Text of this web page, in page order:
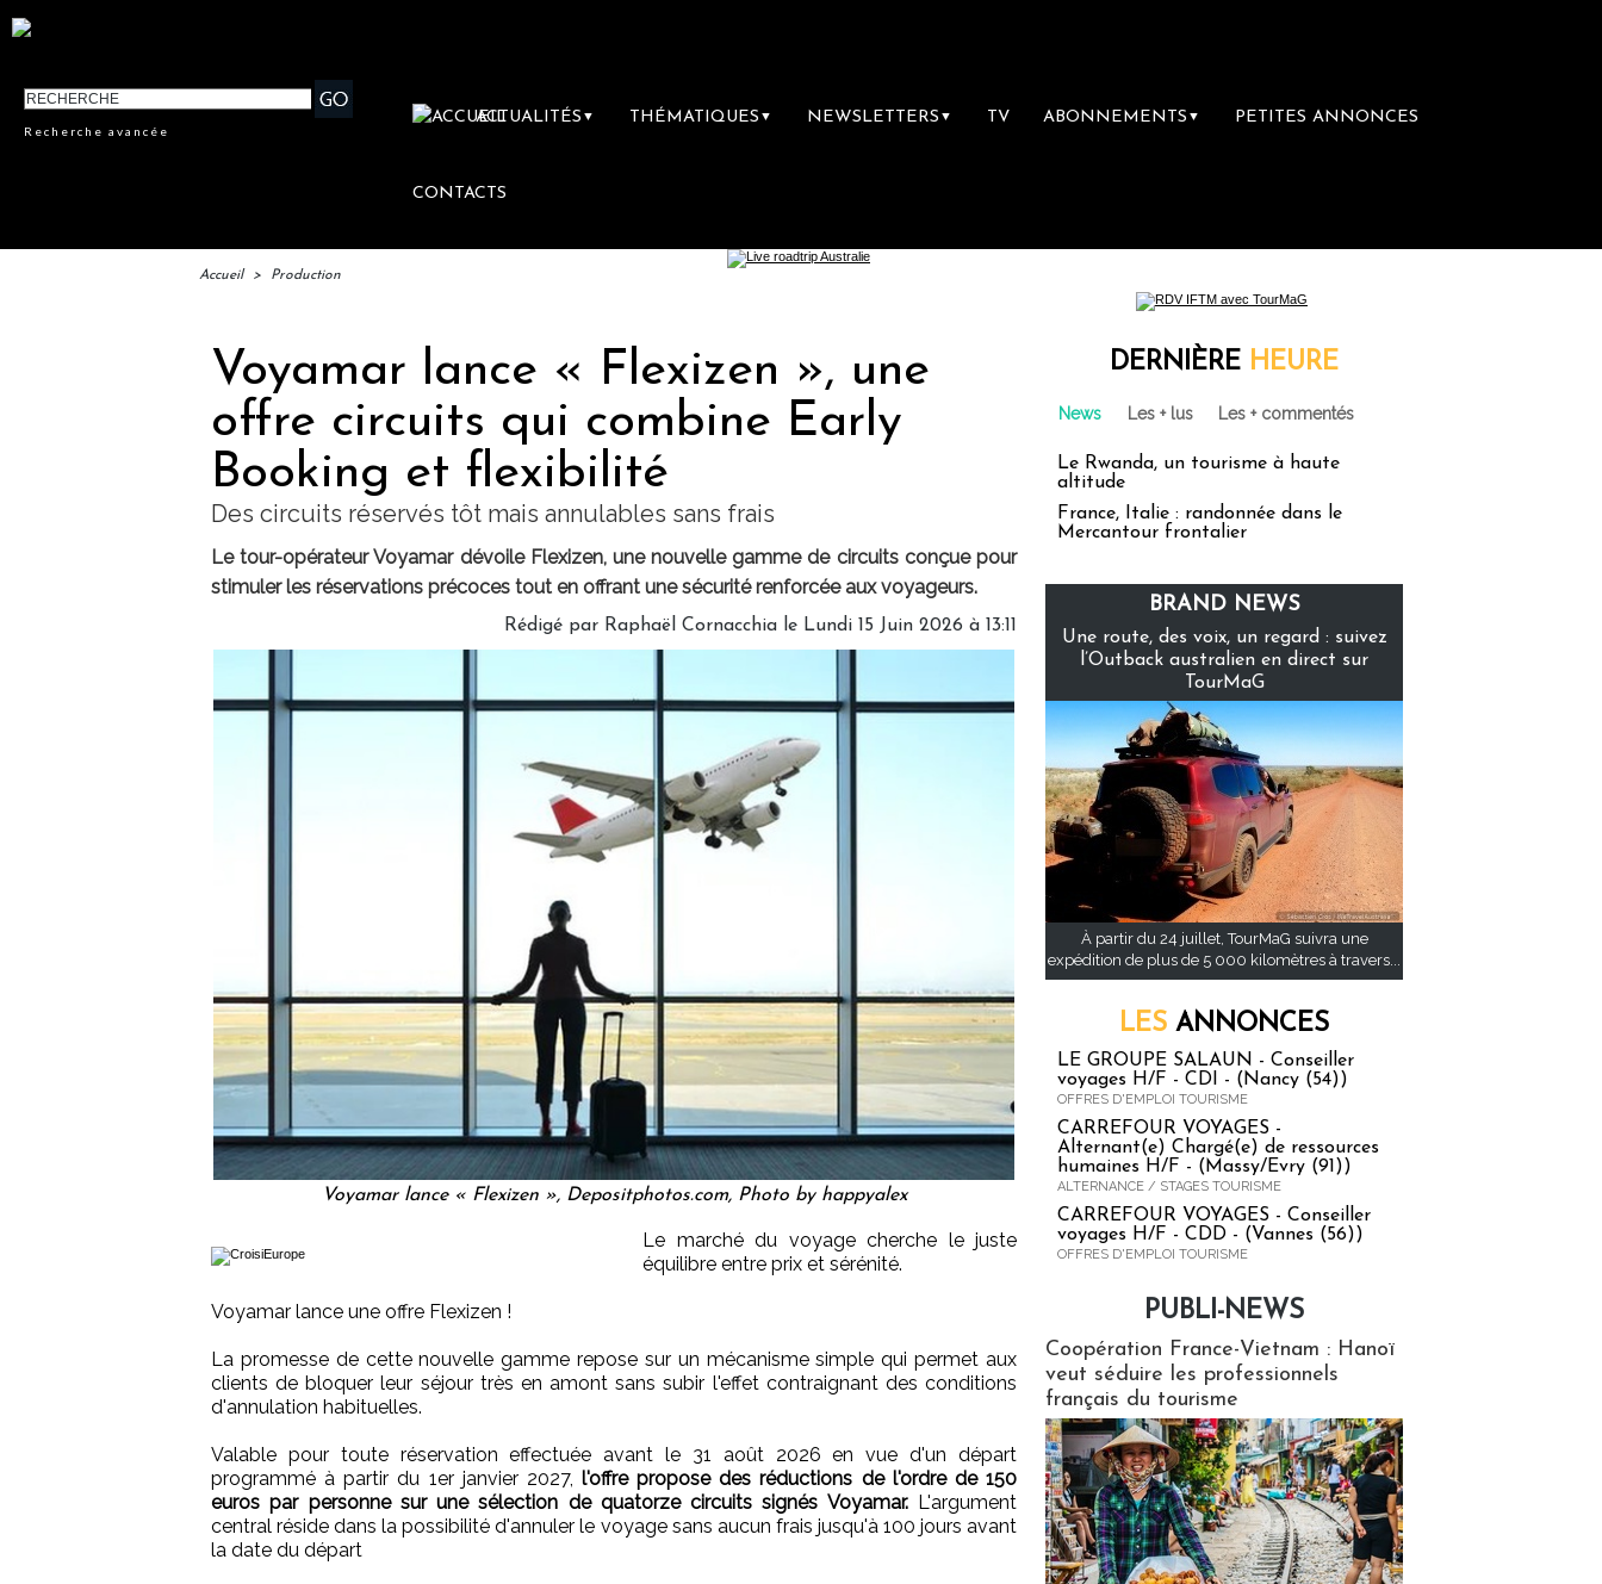
Recherche avancée
ACTUALITÉS ▼ THÉMATIQUES ▼ NEWSLETTERS ▼ TV ABONNEMENTS ▼ PETITES ANNONCES
CONTACTS
Accueil > Production
Voyamar lance « Flexizen », une
offre circuits qui combine Early
Booking et flexibilité
Des circuits réservés tôt mais annulables sans frais
Le tour-opérateur Voyamar dévoile Flexizen, une nouvelle gamme de circuits conçue pour
stimuler les réservations précoces tout en offrant une sécurité renforcée aux voyageurs.
Rédigé par Raphaël Cornacchia le Lundi 15 Juin 2026 à 13:11
Voyamar lance « Flexizen », Depositphotos.com, Photo by happyalex
Le marché du voyage cherche le juste
équilibre entre prix et sérénité.
Voyamar lance une offre Flexizen !
La promesse de cette nouvelle gamme repose sur un mécanisme simple qui permet aux
clients de bloquer leur séjour très en amont sans subir l'effet contraignant des conditions
d'annulation habituelles.
Valable pour toute réservation effectuée avant le 31 août 2026 en vue d'un départ
programmé à partir du 1er janvier 2027, l'offre propose des réductions de l'ordre de 150
euros par personne sur une sélection de quatorze circuits signés Voyamar. L'argument
central réside dans la possibilité d'annuler le voyage sans aucun frais jusqu'à 100 jours avant
la date du départ
DERNIÈRE HEURE
News Les + lus Les + commentés
Le Rwanda, un tourisme à haute
altitude
France, Italie : randonnée dans le
Mercantour frontalier
BRAND NEWS
Une route, des voix, un regard : suivez
l’Outback australien en direct sur
TourMaG
À partir du 24 juillet, TourMaG suivra une
expédition de plus de 5 000 kilomètres à travers...
LES ANNONCES
LE GROUPE SALAUN - Conseiller
voyages H/F - CDI - (Nancy (54))
OFFRES D'EMPLOI TOURISME
CARREFOUR VOYAGES -
Alternant(e) Chargé(e) de ressources
humaines H/F - (Massy/Evry (91))
ALTERNANCE / STAGES TOURISME
CARREFOUR VOYAGES - Conseiller
voyages H/F - CDD - (Vannes (56))
OFFRES D'EMPLOI TOURISME
PUBLI-NEWS
Coopération France-Vietnam : Hanoï
veut séduire les professionnels
français du tourisme